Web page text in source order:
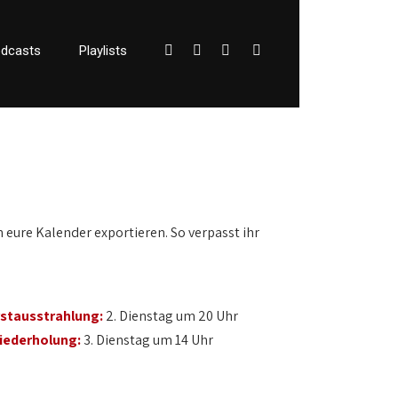
Playlists
Kalender exportieren. So verpasst ihr
2. Dienstag um 20 Uhr
3. Dienstag um 14 Uhr